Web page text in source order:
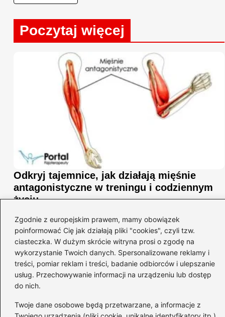
Zgodnie z europejskim prawem, mamy obowiązek
poinformować Cię jak działają pliki "cookies", czyli tzw.
ciasteczka. W dużym skrócie witryna prosi o zgodę na
wykorzystanie Twoich danych. Spersonalizowane reklamy i
treści, pomiar reklam i treści, badanie odbiorców i ulepszanie
usług. Przechowywanie informacji na urządzeniu lub dostęp
do nich.
Twoje dane osobowe będą przetwarzane, a informacje z
Poczytaj więcej
Odkryj tajemnice, jak działają mięśnie
antagonistyczne w treningu i codziennym
życiu